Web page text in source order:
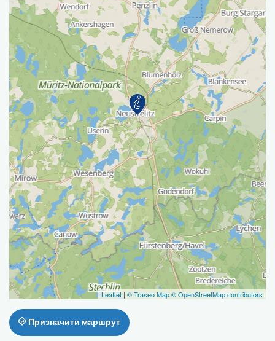
Leaflet | © Traseo Map© OpenStreetMap contributors
Призначити маршрут